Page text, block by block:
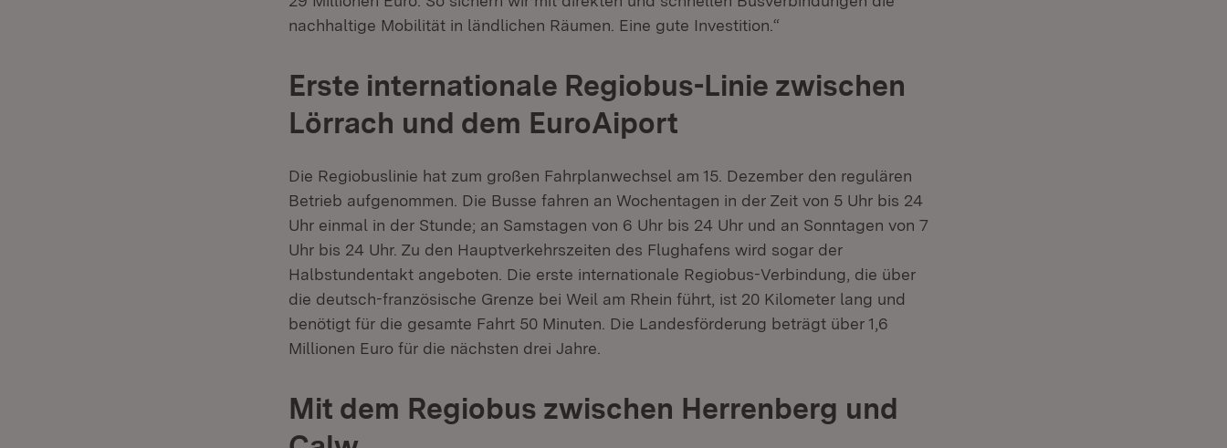
nachhaltige Mobilität in ländlichen Räumen. Eine gute Investition.“
Erste internationale Regiobus-Linie zwischen
Lörrach und dem EuroAiport
Die Regiobuslinie hat zum großen Fahrplanwechsel am 15. Dezember den regulären
Betrieb aufgenommen. Die Busse fahren an Wochentagen in der Zeit von 5 Uhr bis 24
Uhr einmal in der Stunde; an Samstagen von 6 Uhr bis 24 Uhr und an Sonntagen von 7
Uhr bis 24 Uhr. Zu den Hauptverkehrszeiten des Flughafens wird sogar der
Halbstundentakt angeboten. Die erste internationale Regiobus-Verbindung, die über
die deutsch-französische Grenze bei Weil am Rhein führt, ist 20 Kilometer lang und
benötigt für die gesamte Fahrt 50 Minuten. Die Landesförderung beträgt über 1,6
Millionen Euro für die nächsten drei Jahre.
Mit dem Regiobus zwischen Herrenberg und